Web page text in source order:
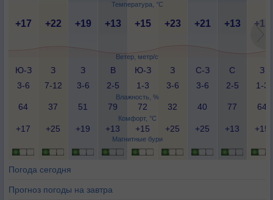
Температура, °C
Ветер, метр/с
Влажность, %
Комфорт, °C
Магнитные бури
+17 +22 +19 +13 +15 +23 +21 +13 +15
Ю-З
3-6
З
7-12
З
3-6
В
2-5
Ю-З
1-3
З
3-6
С-З
3-6
С
2-5
З
1-3
64 37 51 79 72 32 40 77 64
+17 +25 +19 +13 +15 +25 +25 +13 +15
Погода сегодня
Прогноз погоды на завтра